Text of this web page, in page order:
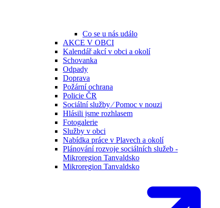
Co se u nás událo
AKCE V OBCI
Kalendář akcí v obci a okolí
Schovanka
Odpady
Doprava
Požární ochrana
Policie ČR
Sociální služby ⁄ Pomoc v nouzi
Hlásili jsme rozhlasem
Fotogalerie
Služby v obci
Nabídka práce v Plavech a okolí
Plánování rozvoje sociálních služeb -
Mikroregion Tanvaldsko
Mikroregion Tanvaldsko